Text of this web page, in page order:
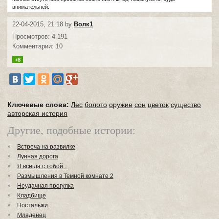
внимательней.
22-04-2015, 21:18 by Волк1
Просмотров: 4 191
Комментарии: 10
+8
Ключевые слова: Лес болото оружие сон цветок существо
авторская история
Другие, подобные истории:
Встреча на развилке
Лунная дорога
Я всегда с тобой...
Размышления в Темной комнате 2
Неудачная прогулка
Кладбище
Ностальжи
Младенец